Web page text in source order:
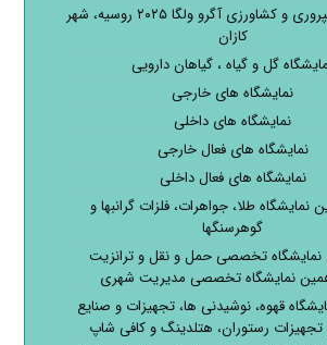
نمایشگاه دامپروری و کشاورزی آگرو ولگا ۲۰۲۵ روسیه، شهر
کازان
گل و گیاه ، گیاهان دارویی
نمایشگاه های خارجی
نمایشگاه های داخلی
نمایشگاه های فعال خارجی
نمایشگاه های فعال داخلی
طلا، جواهرات، فلزات گرانبها و
گوهرسنگها
تخصصی حمل و نقل و ترانزیت
نمایشگاه تخصصی مدیریت شهری
قهوه، نوشیدنی ها، تجهیزات و صنایع
تجهیزات رستوران، هتلدینگ و کافی شاپ